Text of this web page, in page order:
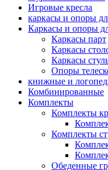
Игровые кресла
каркасы и опоры
Каркасы и опоры
Каркасы парт
Каркасы
Каркасы
Опоры
книжные и
Комбинированные
Комплекты
Комплекты
Комплекты
Обеденные